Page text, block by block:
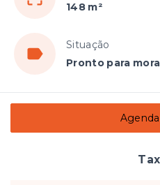
148 m²
Situação
Pronto para